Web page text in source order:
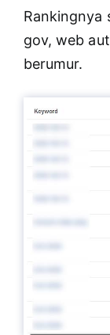
Rankingnya
gov, web
berumur.